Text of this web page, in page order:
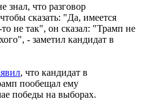
знал, что разговор
сказать: "Да, имеется
не так", он сказал: "Трамп не
- заметил кандидат в
, что кандидат в
пообещал ему
победы на выборах.